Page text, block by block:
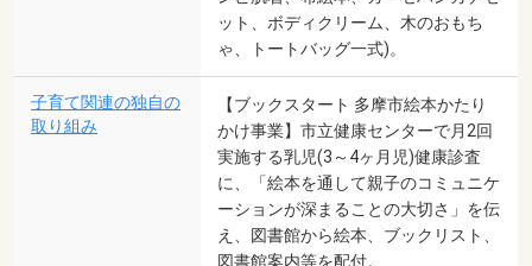
ット、ボディクリーム、木のおもち
ゃ、トートバッグ一式)。
子育て関連の独自の
取り組み
【ブックスタート 多摩市絵本かたり
かけ事業】市立健康センターで月2回
実施する乳児(3～4ヶ月児)健康診査
に、「絵本を通して親子のコミュニケ
ーションが深まることの大切さ」を伝
え、図書館から絵本、ブックリスト、
図書館案内等を配付。